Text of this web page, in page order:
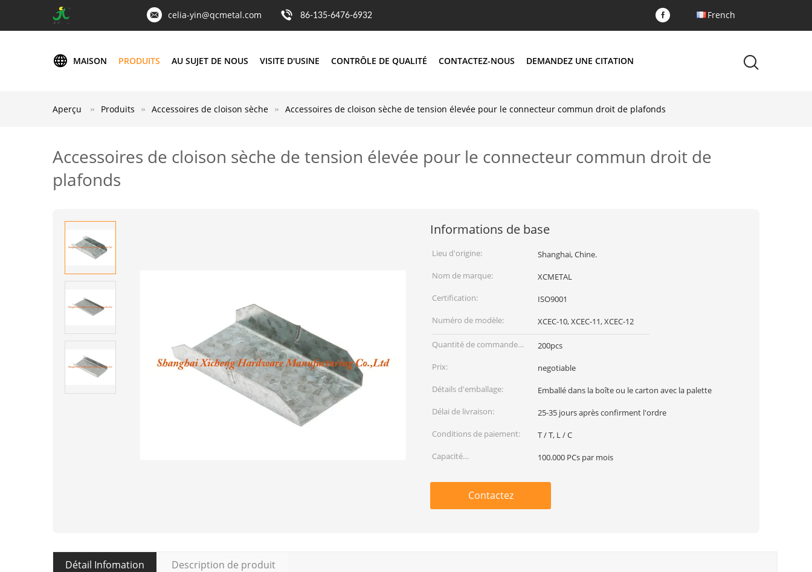
celia-yin@qcmetal.com 86-135-6476-6932 French
MAISON PRODUITS AU SUJET DE NOUS VISITE D'USINE CONTRÔLE DE QUALITÉ CONTACTEZ-NOUS DEMANDEZ UNE CITATION
Aperçu Produits Accessoires de cloison sèche Accessoires de cloison sèche de tension élevée pour le connecteur commun droit de plafonds
Accessoires de cloison sèche de tension élevée pour le connecteur commun droit de
plafonds
Informations de base
Lieu d'origine:
Shanghai, Chine.
Nom de marque:
XCMETAL
Certification:
ISO9001
Numéro de modèle:
XCEC-10, XCEC-11, XCEC-12
Quantité de commande
min:
200pcs
Prix:
negotiable
Détails d'emballage:
Emballé dans la boîte ou le carton avec la palette
Délai de livraison:
25-35 jours après confirment l'ordre
Conditions de paiement:
T / T, L / C
Capacité
100.000 PCs par mois
Contactez
Détail Infomation Description de produit